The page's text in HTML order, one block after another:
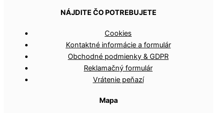
NÁJDITE ČO POTREBUJETE
Cookies
Kontaktné informácie a formulár
Obchodné podmienky & GDPR
Reklamačný formulár
Vrátenie peňazí
Mapa